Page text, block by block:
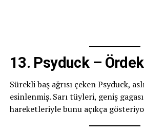
13. Psyduck – Ördek
Sürekli baş ağrısı çeken Psyduck,
esinlenmiş. Sarı tüyleri, geniş
hareketleriyle bunu açıkça